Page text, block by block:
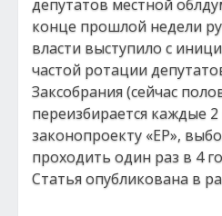
депутатов местной
конце прошлой недели
власти выступило с
частой ротации
Заксобрания (сейчас
переизбирается каждые 2
законопроекту «ЕР»,
проходить один раз в 4
Статья опубликована в